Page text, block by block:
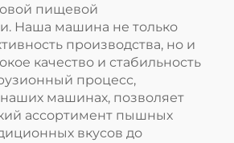
пищевой
Наша машина не только
производства, но и
качество и стабильность
процесс,
машинах, позволяет
ассортимент пышных
вкусов до